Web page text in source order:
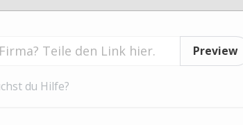
Preview
du Hilfe?